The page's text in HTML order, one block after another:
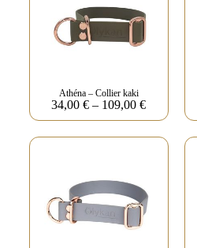
Athéna – Collier kaki
34,00€ – 109,00€